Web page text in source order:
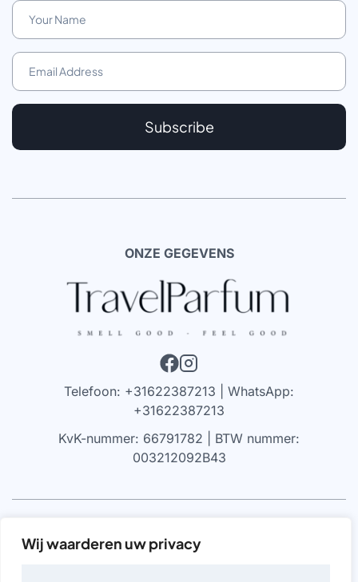
Wij waarderen uw privacy
Subscribe
ONZE GEGEVENS
Telefoon: +31622387213 | WhatsApp:
+31622387213
KvK-nummer: 66791782 | BTW nummer:
003212092B43
VRIJWARING